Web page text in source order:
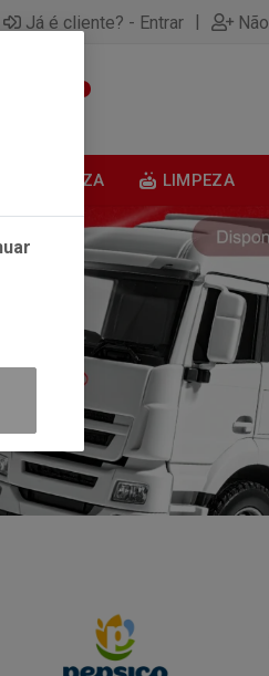
Já é cliente? - Entrar |
E BELEZA LIMPEZA